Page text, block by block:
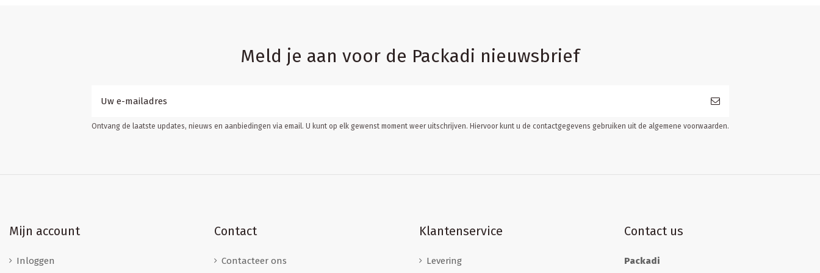
Meld je aan voor de Packadi nieuwsbrief
Ontvang de laatste updates, nieuws en aanbiedingen via email. U kunt op elk gewenst moment weer uitschrijven. Hiervoor kunt u de contactgegevens gebruiken uit de algemene voorwaarden.
Mijn account
Inloggen
Contact
Contacteer ons
Klantenservice
Levering
Contact us
Packadi